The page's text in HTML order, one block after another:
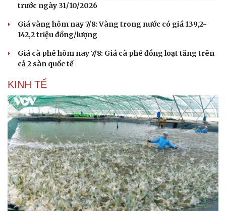
Du lịch
Tư vấn
Săn Tour
check-in
Podcast
Câu chuyện thời sự
Đọc truyện đêm khuya
Cửa sổ tình yêu
Kể chuyện cho bé
Hạt giống tâm hồn
trước ngày 31/10/2026
Giá vàng hôm nay 7/8: Vàng trong nước có giá 139,2-
142,2 triệu đồng/lượng
Giá cà phê hôm nay 7/8: Giá cà phê đồng loạt tăng trên
cả 2 sàn quốc tế
KINH TẾ